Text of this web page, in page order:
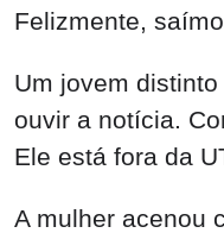
Felizmente,
Um jovem
ouvir a notícia.
Ele está fora da
A mulher acenou